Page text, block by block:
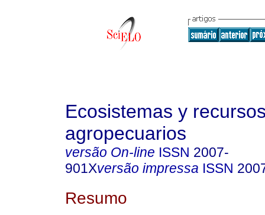
Ecosistemas y
agropecuarios
versão On-line ISSN 2007-
901Xversão impressa ISSN
Resumo